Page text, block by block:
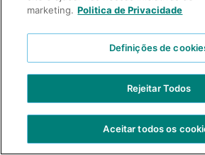
Desarrollo Prospecta
marketing. Politica de Privacidade
Definições de
Rejeitar Todos
Aceitar todos os